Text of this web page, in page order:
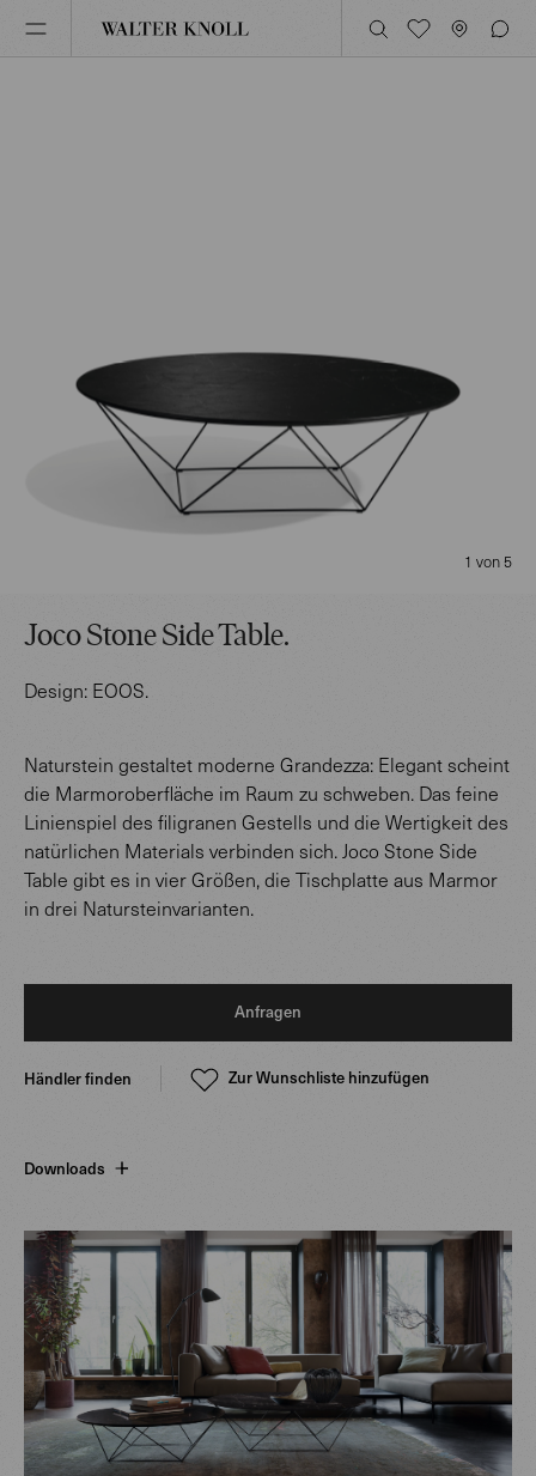
Joco Stone Side Table.
Design: EOOS.
Naturstein gestaltet moderne Grandezza: Elegant scheint
die Marmoroberfläche im Raum zu schweben. Das feine
Linienspiel des filigranen Gestells und die Wertigkeit des
natürlichen Materials verbinden sich. Joco Stone Side
Table gibt es in vier Größen, die Tischplatte aus Marmor
in drei Natursteinvarianten.
Anfragen
Händler finden Zur Wunschliste hinzufügen
Downloads
1 von 5